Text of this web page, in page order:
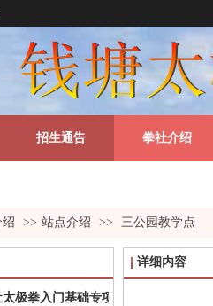
招生通告 拳社介绍
>> 站点介绍 >> 三公园教学点
极拳入门基础专项课程教学大纲（
详细内容